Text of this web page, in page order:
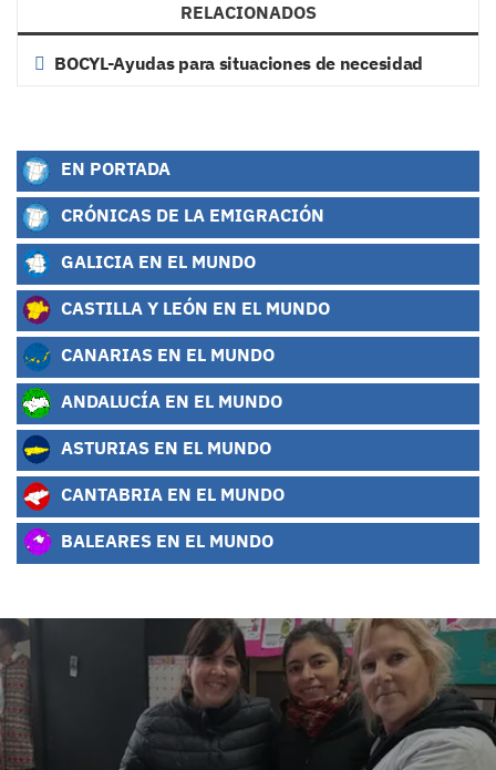
RELACIONADOS
BOCYL-Ayudas para situaciones de necesidad
EN PORTADA
CRÓNICAS DE LA EMIGRACIÓN
GALICIA EN EL MUNDO
CASTILLA Y LEÓN EN EL MUNDO
CANARIAS EN EL MUNDO
ANDALUCÍA EN EL MUNDO
ASTURIAS EN EL MUNDO
CANTABRIA EN EL MUNDO
BALEARES EN EL MUNDO